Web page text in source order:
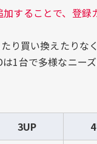
加することで、登録
り買い換えたりな
1台で多様なニー
3UP